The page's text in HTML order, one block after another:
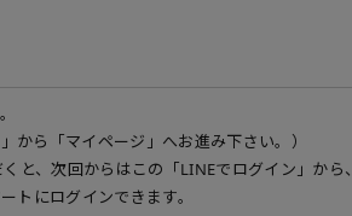
から「マイページ」へお進み下さい。）
と、次回からはこの「LINEでログイン」から、
トにログインできます。